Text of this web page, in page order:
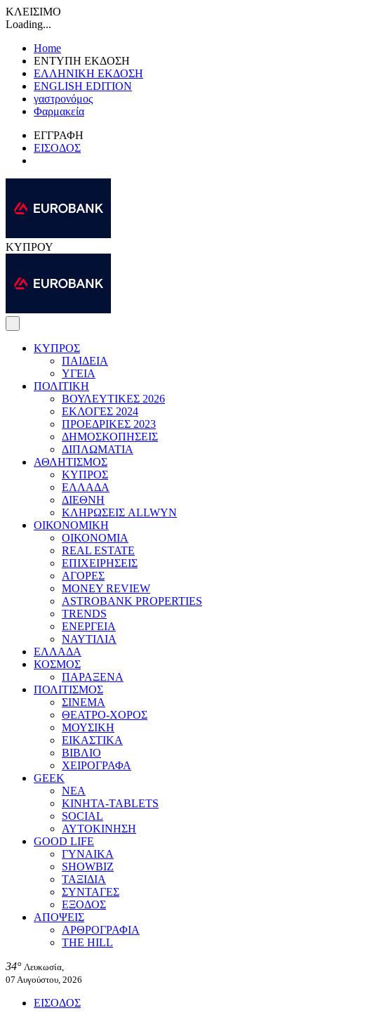
ΚΛΕΙΣΙΜΟ
Loading...
Home
ΕΝΤΥΠΗ ΕΚΔΟΣΗ
ΕΛΛΗΝΙΚΗ ΕΚΔΟΣΗ
ENGLISH EDITION
γαστρονόμος
Φαρμακεία
ΕΓΓΡΑΦΗ
ΕΙΣΟΔΟΣ
ΚΥΠΡΟΥ
ΚΥΠΡΟΣ
ΠΑΙΔΕΙΑ
ΥΓΕΙΑ
ΠΟΛΙΤΙΚΗ
ΒΟΥΛΕΥΤΙΚΕΣ 2026
ΕΚΛΟΓΕΣ 2024
ΠΡΟΕΔΡΙΚΕΣ 2023
ΔΗΜΟΣΚΟΠΗΣΕΙΣ
ΔΙΠΛΩΜΑΤΙΑ
ΑΘΛΗΤΙΣΜΟΣ
ΚΥΠΡΟΣ
ΕΛΛΑΔΑ
ΔΙΕΘΝΗ
ΚΛΗΡΩΣΕΙΣ ALLWYN
ΟΙΚΟΝΟΜΙΚΗ
ΟΙΚΟΝΟΜΙΑ
REAL ESTATE
ΕΠΙΧΕΙΡΗΣΕΙΣ
ΑΓΟΡΕΣ
MONEY REVIEW
ASTROBANK PROPERTIES
TRENDS
ΕΝΕΡΓΕΙΑ
ΝΑΥΤΙΛΙΑ
ΕΛΛΑΔΑ
ΚΟΣΜΟΣ
ΠΑΡΑΞΕΝΑ
ΠΟΛΙΤΙΣΜΟΣ
ΣΙΝΕΜΑ
ΘΕΑΤΡΟ-ΧΟΡΟΣ
ΜΟΥΣΙΚΗ
ΕΙΚΑΣΤΙΚΑ
ΒΙΒΛΙΟ
ΧΕΙΡΟΓΡΑΦΑ
GEEK
ΝΕΑ
ΚΙΝΗΤΑ-TABLETS
SOCIAL
ΑΥΤΟΚΙΝΗΣΗ
GOOD LIFE
ΓΥΝΑΙΚΑ
SHOWBIZ
ΤΑΞΙΔΙΑ
ΣΥΝΤΑΓΕΣ
ΕΞΟΔΟΣ
ΑΠΟΨΕΙΣ
ΑΡΘΡΟΓΡΑΦΙΑ
THE HILL
34° Λευκωσία,
07 Αυγούστου, 2026
ΕΙΣΟΔΟΣ